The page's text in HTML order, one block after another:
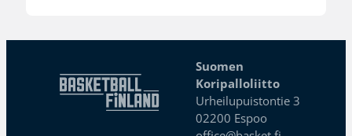
Suomen
Koripalloliitto
Urheilupuistontie 3
02200 Espoo